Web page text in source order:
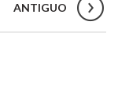
ANTIGUO